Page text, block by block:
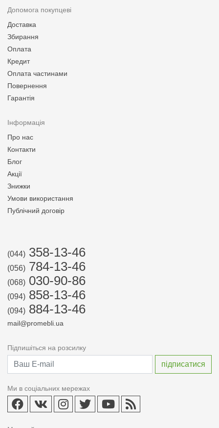
Допомога покупцеві
Доставка
Збирання
Оплата
Кредит
Оплата частинами
Повернення
Гарантія
Інформація
Про нас
Контакти
Блог
Акції
Знижки
Умови використання
Публічний договір
(044) 358-13-46
(056) 784-13-46
(068) 030-90-86
(094) 858-13-46
(094) 884-13-46
mail@promebli.ua
Підпишіться на розсилку
Ми в соціальних мережах